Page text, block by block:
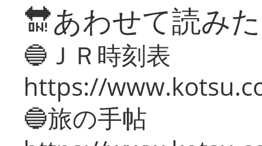
🔛あわせて読み
🔵ＪＲ時刻表
https://
🔵旅の手帖